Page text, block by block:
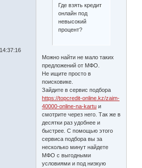
Где взять кредит
онлайн под
невысокий
процент?
Можно найти не мало таких
предложений от МФО.
Не ищите просто в
поисковике.
Зайдите в сервис подбора
https://topcredit-online.kz/zaim-
40000-online-na-kartu и
смотрите через него. Так же в
десятки раз удобнее и
быстрее. С помощью этого
сервиса подбора вы за
несколько минут найдете
МФО с выгодными
условиями и под низкую